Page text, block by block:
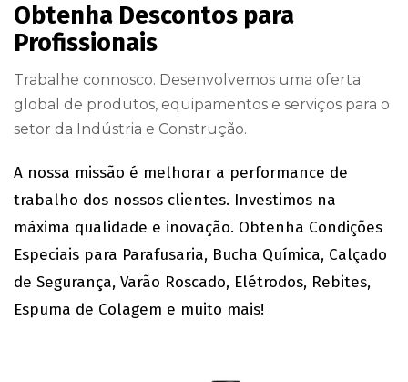
Obtenha Descontos para
Profissionais
Trabalhe connosco. Desenvolvemos uma oferta
global de produtos, equipamentos e serviços para o
setor da Indústria e Construção.
A nossa missão é melhorar a performance de
trabalho dos nossos clientes. Investimos na
máxima qualidade e inovação. Obtenha Condições
Especiais para Parafusaria, Bucha Química, Calçado
de Segurança, Varão Roscado, Elétrodos, Rebites,
Espuma de Colagem e muito mais!